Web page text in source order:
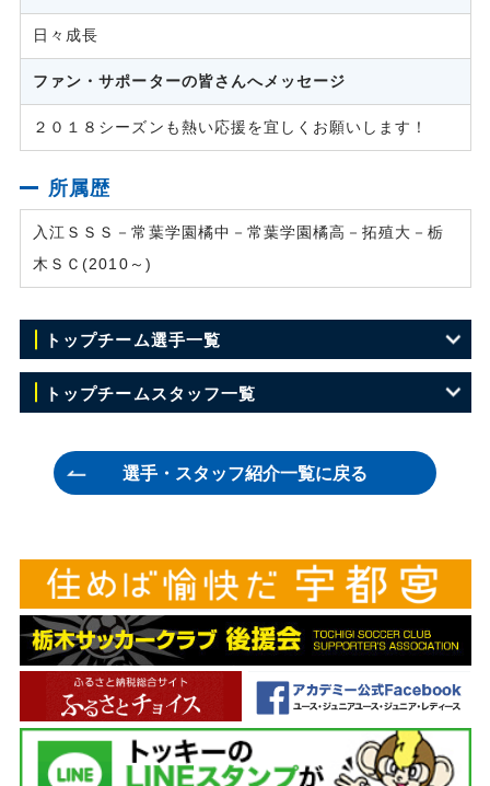
日々成長
ファン・サポーターの皆さんへメッセージ
２０１８シーズンも熱い応援を宜しくお願いします！
所属歴
入江ＳＳＳ－常葉学園橘中－常葉学園橘高－拓殖大－栃
木ＳＣ(2010～)
トップチーム選手一覧
GK 1 竹重 安希彦
GK 23 川田 修平
DF 3 西河 翔吾
DF 7 菅 和範
DF 17 福岡 将太
DF 18 坂田 良太
DF 19 服部 康平
トップチームスタッフ一覧
ヘッドコーチ 吉澤 英生
GKコーチ ヘネ・エンリケ・カタリノ
チーフトレーナー 多田 智典
トレーナー 松本 祐太
トレーナー 溝口 徹
通訳 渡辺ブルーノ英男
選手・スタッフ紹介一覧に戻る